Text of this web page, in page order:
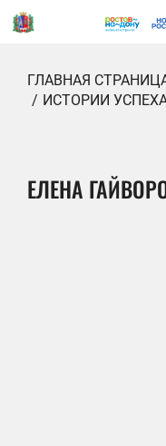
ГЛАВНАЯ
ИСТОРИИ
ЕЛЕНА